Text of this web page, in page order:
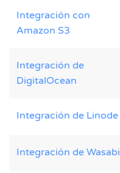
Integración con
Amazon S3
Integración de
DigitalOcean
Integración de Linode
Integración de Wasabi